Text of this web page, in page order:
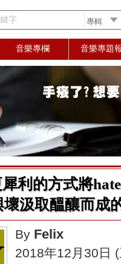
字
音樂專欄 音樂專題
利的方式將
汲取醞釀而成
By Felix
2018年12月30日